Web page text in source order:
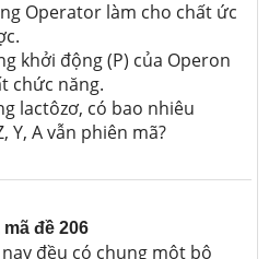
Operator làm cho chất ức
khởi động (P) của Operon
chức năng.
lactôzơ, có bao nhiêu
Y, A vẫn phiên mã?
đề 206
đều có chung một bộ